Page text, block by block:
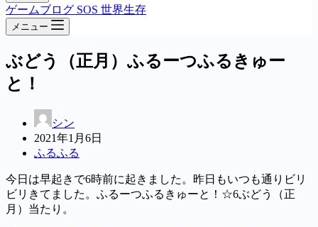
ゲームブログ SOS 世界生存
メニュー
ぶどう（正月）ふるーつふるきゅー
と！
シン
2021年1月6日
ふるふる
今日は早起きで6時前に起きました。昨日もいつも通りビリ
ビリきてました。ふるーつふるきゅーと！☆6ぶどう（正
月）当たり。